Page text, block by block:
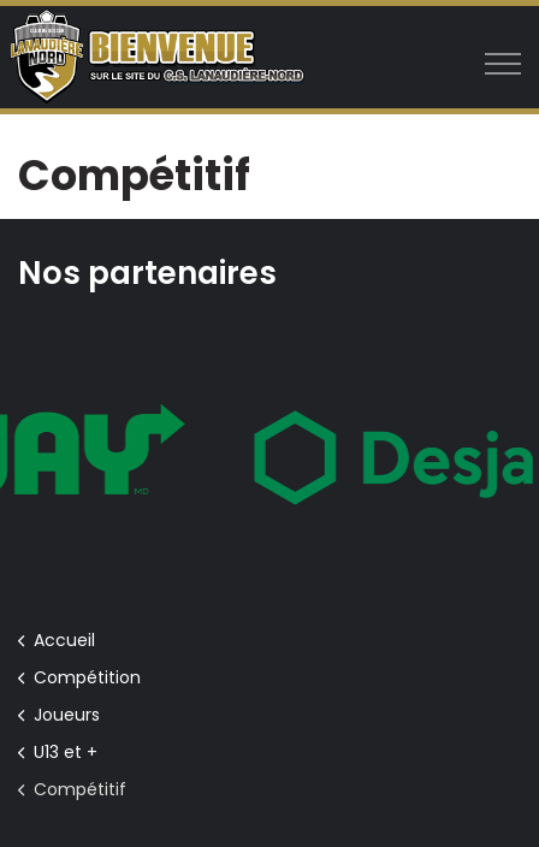
Aller au contenu principal
Programmes
Cheminement du joueur
Timbits - 4 à 6 ans
Soccer à 11 - 13 ans et +
Local
Compétitif
Nos partenaires
Accueil
Compétition
Joueurs
U13 et +
Compétitif